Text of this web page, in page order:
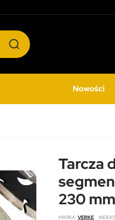
Nowości
Tarcza
230
MARKA VERKE INDEKS